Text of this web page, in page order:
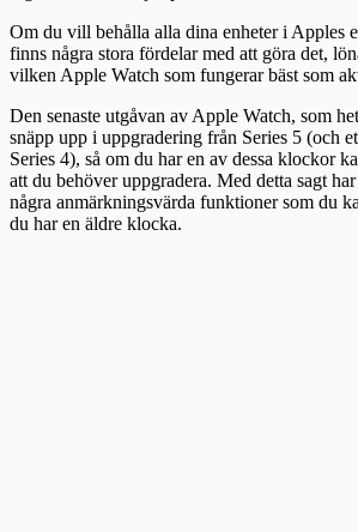
Om du vill behålla alla dina enheter i Apples
finns några stora fördelar med att göra det,
vilken Apple Watch som fungerar bäst som
Den senaste utgåvan av Apple Watch, som
snäpp upp i uppgradering från Series 5 (och
Series 4), så om du har en av dessa klockor
att du behöver uppgradera. Med detta sagt
några anmärkningsvärda funktioner som du
du har en äldre klocka.